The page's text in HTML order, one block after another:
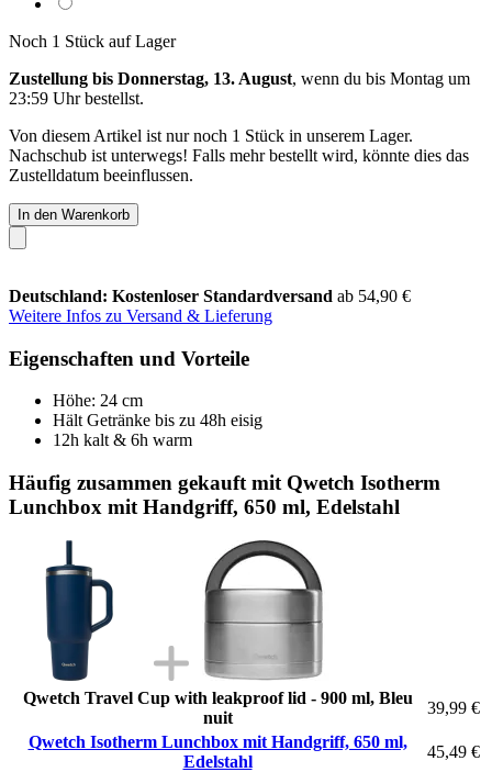
Noch 1 Stück auf Lager
Zustellung bis Donnerstag, 13. August, wenn du bis Montag um
23:59 Uhrbestellst.
Von diesem Artikel ist nur noch 1 Stück in unserem Lager.
Nachschub ist unterwegs! Falls mehr bestellt wird, könnte dies das
Zustelldatum beeinflussen.
In den Warenkorb
Deutschland: Kostenloser Standardversand ab 54,90 €
Weitere Infos zu Versand & Lieferung
Eigenschaften und Vorteile
Höhe: 24 cm
Hält Getränke bis zu 48h eisig
12h kalt & 6h warm
Häufig zusammen gekauft mit Qwetch Isotherm
Lunchbox mit Handgriff, 650 ml, Edelstahl
Qwetch Travel Cup with leakproof lid - 900 ml, Bleu
nuit
39,99 €
Qwetch Isotherm Lunchbox mit Handgriff, 650 ml,
Edelstahl
45,49 €